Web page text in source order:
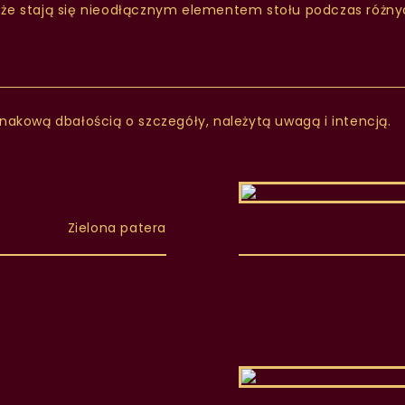
stają się nieodłącznym elementem stołu podczas
dbałością o szczegóły, należytą uwagą i intencją.
Zielona patera